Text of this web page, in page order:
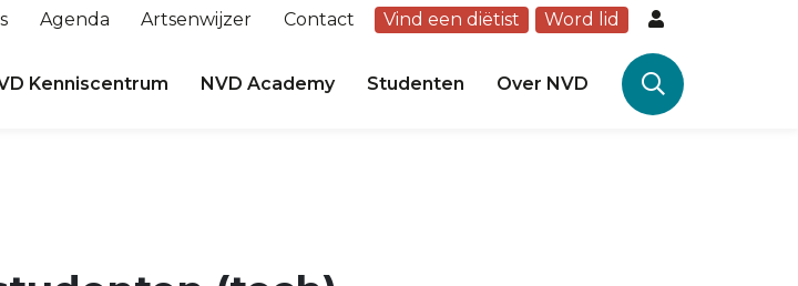
Agenda Artsenwijzer Contact Vind een diëtist Word lid
Kenniscentrum NVD Academy Studenten Over NVD